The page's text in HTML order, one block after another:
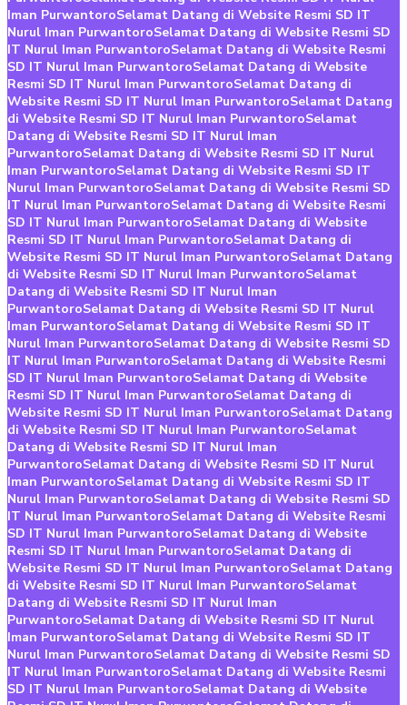
Iman PurwantoroSelamat Datang di Website Resmi SD IT
Nurul Iman PurwantoroSelamat Datang di Website Resmi SD
IT Nurul Iman PurwantoroSelamat Datang di Website Resmi
SD IT Nurul Iman PurwantoroSelamat Datang di Website
Resmi SD IT Nurul Iman PurwantoroSelamat Datang di
Website Resmi SD IT Nurul Iman PurwantoroSelamat Datang
di Website Resmi SD IT Nurul Iman PurwantoroSelamat
Datang di Website Resmi SD IT Nurul Iman
PurwantoroSelamat Datang di Website Resmi SD IT Nurul
Iman PurwantoroSelamat Datang di Website Resmi SD IT
Nurul Iman PurwantoroSelamat Datang di Website Resmi SD
IT Nurul Iman PurwantoroSelamat Datang di Website Resmi
SD IT Nurul Iman PurwantoroSelamat Datang di Website
Resmi SD IT Nurul Iman PurwantoroSelamat Datang di
Website Resmi SD IT Nurul Iman PurwantoroSelamat Datang
di Website Resmi SD IT Nurul Iman PurwantoroSelamat
Datang di Website Resmi SD IT Nurul Iman
PurwantoroSelamat Datang di Website Resmi SD IT Nurul
Iman PurwantoroSelamat Datang di Website Resmi SD IT
Nurul Iman PurwantoroSelamat Datang di Website Resmi SD
IT Nurul Iman PurwantoroSelamat Datang di Website Resmi
SD IT Nurul Iman PurwantoroSelamat Datang di Website
Resmi SD IT Nurul Iman PurwantoroSelamat Datang di
Website Resmi SD IT Nurul Iman PurwantoroSelamat Datang
di Website Resmi SD IT Nurul Iman PurwantoroSelamat
Datang di Website Resmi SD IT Nurul Iman
PurwantoroSelamat Datang di Website Resmi SD IT Nurul
Iman PurwantoroSelamat Datang di Website Resmi SD IT
Nurul Iman PurwantoroSelamat Datang di Website Resmi SD
IT Nurul Iman PurwantoroSelamat Datang di Website Resmi
SD IT Nurul Iman PurwantoroSelamat Datang di Website
Resmi SD IT Nurul Iman PurwantoroSelamat Datang di
Website Resmi SD IT Nurul Iman PurwantoroSelamat Datang
di Website Resmi SD IT Nurul Iman PurwantoroSelamat
Datang di Website Resmi SD IT Nurul Iman
PurwantoroSelamat Datang di Website Resmi SD IT Nurul
Iman PurwantoroSelamat Datang di Website Resmi SD IT
Nurul Iman PurwantoroSelamat Datang di Website Resmi SD
IT Nurul Iman PurwantoroSelamat Datang di Website Resmi
SD IT Nurul Iman PurwantoroSelamat Datang di Website